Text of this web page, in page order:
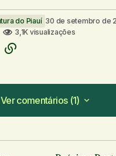
do Piauí 30 de setembro de
3,1K visualizações
Ver comentários (1)
Ver comentários (1)